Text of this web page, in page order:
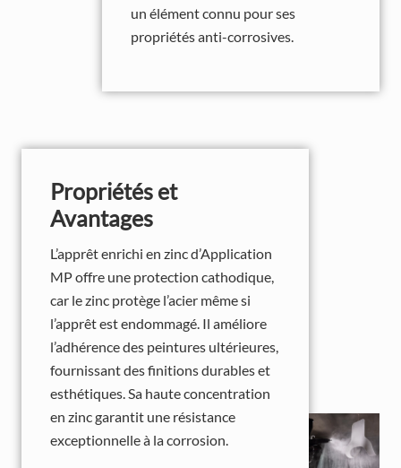
un élément connu pour ses
propriétés anti-corrosives.
Propriétés et
Avantages
L’apprêt enrichi en zinc d’Application
MP offre une protection cathodique,
car le zinc protège l’acier même si
l’apprêt est endommagé. Il améliore
l’adhérence des peintures ultérieures,
fournissant des finitions durables et
esthétiques. Sa haute concentration
en zinc garantit une résistance
exceptionnelle à la corrosion.